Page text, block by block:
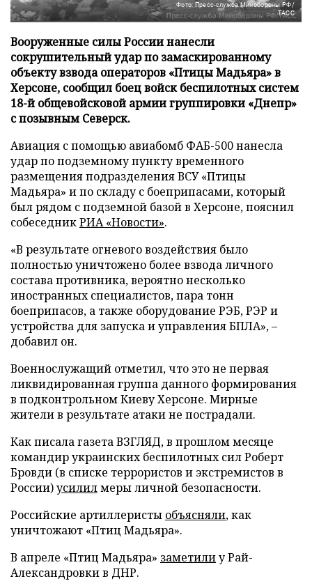
Фото: Пресс-служба Минобороны РФ/
ТАСС
Вооруженные силы России нанесли
сокрушительный удар по замаскированному
объекту взвода операторов «Птицы Мадьяра» в
Херсоне, сообщил боец войск беспилотных систем
18-й общевойсковой армии группировки «Днепр»
с позывным Северск.
Авиация с помощью авиабомб ФАБ-500 нанесла
удар по подземному пункту временного
размещения подразделения ВСУ «Птицы
Мадьяра» и по складу с боеприпасами, который
был рядом с подземной базой в Херсоне, пояснил
собеседникРИА «Новости».
«В результате огневого воздействия было
полностью уничтожено более взвода личного
состава противника, вероятно несколько
иностранных специалистов, пара тонн
боеприпасов, а также оборудование РЭБ, РЭР и
устройства для запуска и управления БПЛА», –
добавил он.
Военнослужащий отметил, что это не первая
ликвидированная группа данного формирования
в подконтрольном Киеву Херсоне. Мирные
жители в результате атаки не пострадали.
Как писала газета ВЗГЛЯД, в прошлом месяце
командир украинских беспилотных сил Роберт
Бровди (в списке террористов и экстремистов в
России)усилилмеры личной безопасности.
Российские артиллеристы объясняли, как
уничтожают «Птиц Мадьяра».
В апреле «Птиц Мадьяра» заметилиу Рай-
Александровки в ДНР.